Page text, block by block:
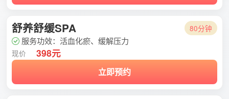
舒养舒缓SPA 80分钟
服务功效：活血化瘀、缓解压力
现价 398元
立即预约